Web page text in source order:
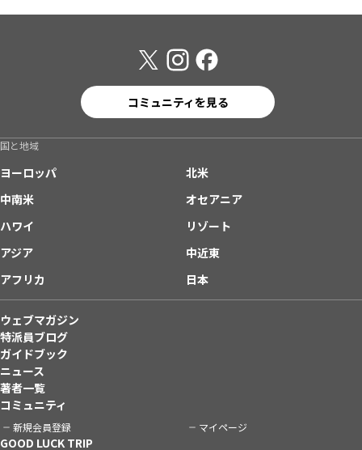
コミュニティを見る
国と地域
ヨーロッパ
北米
中南米
オセアニア
ハワイ
リゾート
アジア
中近東
アフリカ
日本
ウェブマガジン
特派員ブログ
ガイドブック
ニュース
著者一覧
コミュニティ
新規会員登録 マイページ
GOOD LUCK TRIP